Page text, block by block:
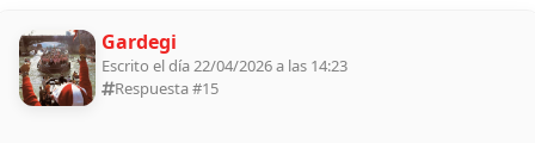
Gardegi
Escrito el día 22/04/2026 a las 14:23
Respuesta #15